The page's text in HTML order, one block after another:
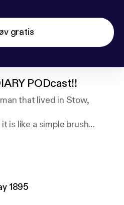
gratis
PODcast!!
that lived in Stow,
is like a simple brush
last century. She
McKinley being
Mass General to Taffy
Individuals/families
Priest, Captain
1895